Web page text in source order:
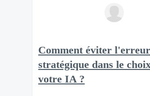
Comment éviter l'erreur
stratégique dans le
votre IA ?